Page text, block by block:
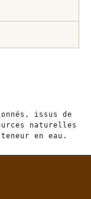
issus de
naturelles
en eau.